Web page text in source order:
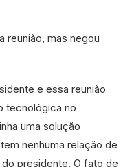
reunião, mas negou
e essa reunião
tecnológica no
uma solução
nenhuma relação de
presidente. O fato de